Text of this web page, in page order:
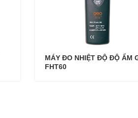
MÁY ĐO NHIỆT ĐỘ ĐỘ ẨM
FHT60